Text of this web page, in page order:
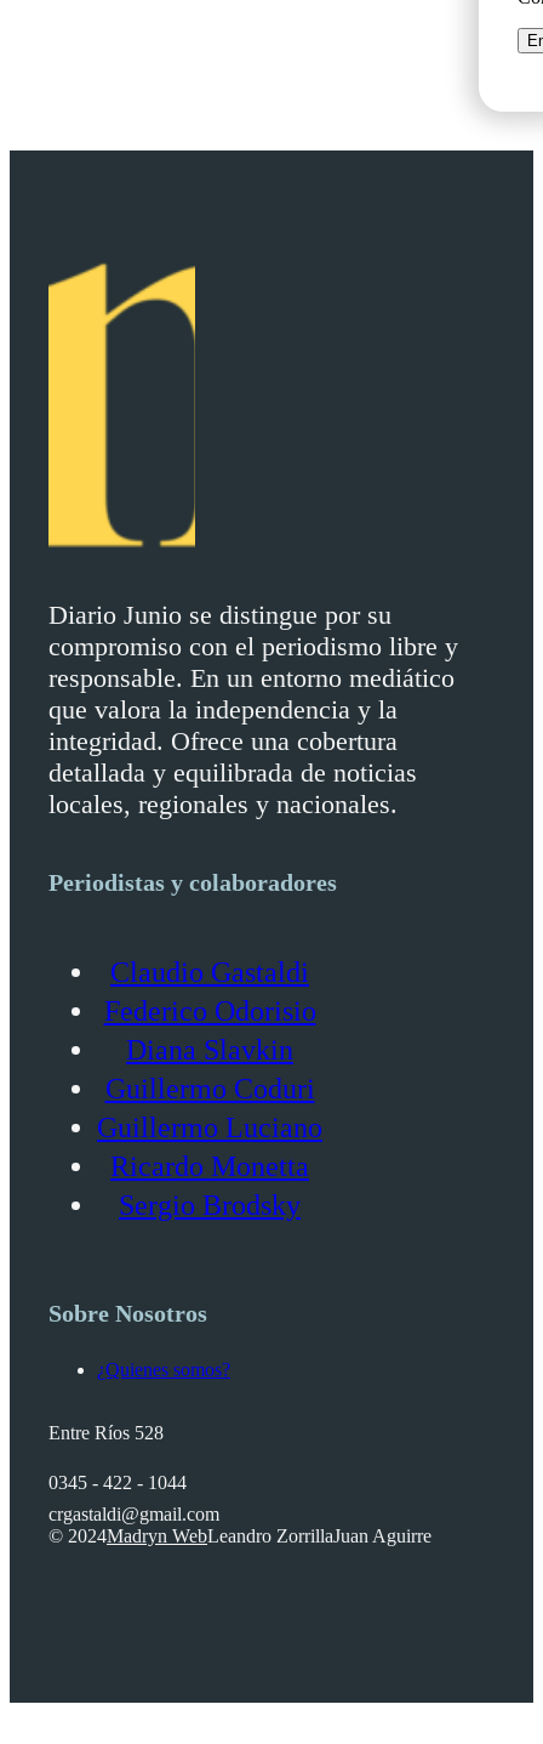
Diario Junio se distingue por su
compromiso con el periodismo libre y
responsable. En un entorno mediático
que valora la independencia y la
integridad. Ofrece una cobertura
detallada y equilibrada de noticias
locales, regionales y nacionales.
Periodistas y colaboradores
Claudio Gastaldi
Federico Odorisio
Diana Slavkin
Guillermo Coduri
Guillermo Luciano
Ricardo Monetta
Sergio Brodsky
Sobre Nosotros
¿Quienes somos?
Entre Ríos 528
0345 - 422 - 1044
crgastaldi@gmail.com
© 2024Madryn WebLeandro ZorrillaJuan Aguirre